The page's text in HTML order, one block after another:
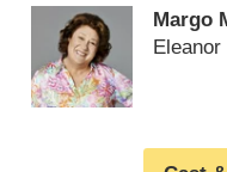
Margo
Eleanor